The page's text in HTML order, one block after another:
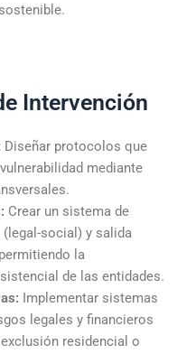
Intervención
Diseñar protocolos que
mediante
Crear un sistema de
social) y salida
la
de las entidades.
Implementar sistemas
legales y financieros
residencial o